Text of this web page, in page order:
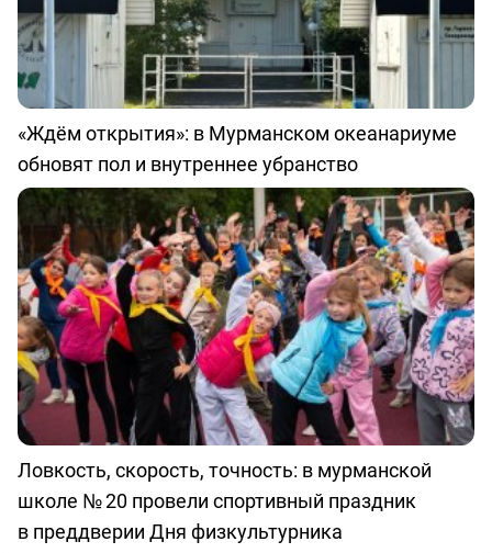
«Ждём открытия»: в Мурманском океанариуме
обновят пол и внутреннее убранство
Ловкость, скорость, точность: в мурманской
школе № 20 провели спортивный праздник
в преддверии Дня физкультурника